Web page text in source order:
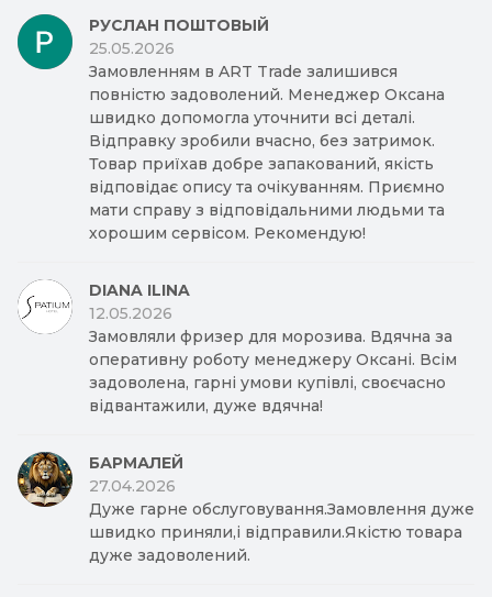
РУСЛАН ПОШТОВЫЙ
25.05.2026
Замовленням в ART Trade залишився
повністю задоволений. Менеджер Оксана
швидко допомогла уточнити всі деталі.
Відправку зробили вчасно, без затримок.
Товар приїхав добре запакований, якість
відповідає опису та очікуванням. Приємно
мати справу з відповідальними людьми та
хорошим сервісом. Рекомендую!
DIANA ILINA
12.05.2026
Замовляли фризер для морозива. Вдячна за
оперативну роботу менеджеру Оксані. Всім
задоволена, гарні умови купівлі, своєчасно
відвантажили, дуже вдячна!
БАРМАЛЕЙ
27.04.2026
Дуже гарне обслуговування.Замовлення дуже
швидко приняли,і відправили.Якістю товара
дуже задоволений.